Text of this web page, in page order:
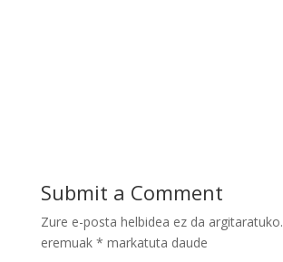
Submit a Comment
Zure e-posta helbidea ez da argitaratuko.
eremuak * markatuta daude